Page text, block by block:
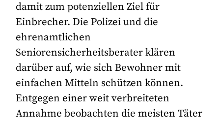
damit zum potenziellen Ziel für
Einbrecher. Die Polizei und die
ehrenamtlichen
Seniorensicherheitsberater klären
darüber auf, wie sich Bewohner mit
einfachen Mitteln schützen können.
Entgegen einer weit verbreiteten
Annahme beobachten die meisten Täter